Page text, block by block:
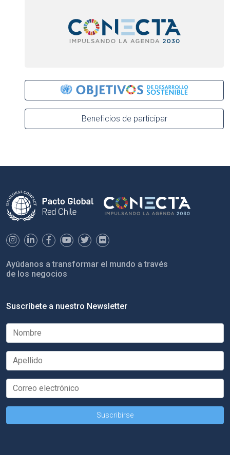
Beneficios de participar
Ayúdanos a transformar el mundo a través
de los negocios
Suscríbete a nuestro Newsletter